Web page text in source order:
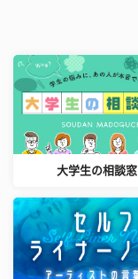
大学生の相談窓